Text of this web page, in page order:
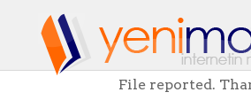
File reported.